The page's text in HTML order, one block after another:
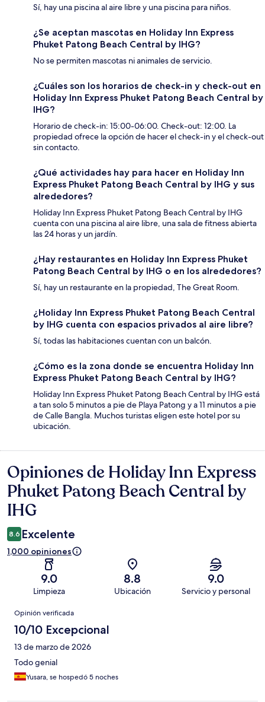
Sí, hay una piscina al aire libre y una piscina para niños.
¿Se aceptan mascotas en Holiday Inn Express
Phuket Patong Beach Central by IHG?
No se permiten mascotas ni animales de servicio.
¿Cuáles son los horarios de check-in y check-out en
Holiday Inn Express Phuket Patong Beach Central by
IHG?
Horario de check-in: 15:00-06:00. Check-out: 12:00. La
propiedad ofrece la opción de hacer el check-in y el check-out
sin contacto.
¿Qué actividades hay para hacer en Holiday Inn
Express Phuket Patong Beach Central by IHG y sus
alrededores?
Holiday Inn Express Phuket Patong Beach Central by IHG
cuenta con una piscina al aire libre, una sala de fitness abierta
las 24 horas y un jardín.
¿Hay restaurantes en Holiday Inn Express Phuket
Patong Beach Central by IHG o en los alrededores?
Sí, hay un restaurante en la propiedad, The Great Room.
¿Holiday Inn Express Phuket Patong Beach Central
by IHG cuenta con espacios privados al aire libre?
Sí, todas las habitaciones cuentan con un balcón.
¿Cómo es la zona donde se encuentra Holiday Inn
Express Phuket Patong Beach Central by IHG?
Holiday Inn Express Phuket Patong Beach Central by IHG está
a tan solo 5 minutos a pie de Playa Patong y a 11 minutos a pie
de Calle Bangla. Muchos turistas eligen este hotel por su
ubicación.
Opiniones
Opiniones de Holiday Inn Express
Phuket Patong Beach Central by
IHG
8.6 Excelente
1,000 opiniones
9.0
Limpieza
8.8
Ubicación
9.0
Servicio y personal
Opiniones
Opinión verificada
10/10 Excepcional
13 de marzo de 2026
Todo genial
Yusara, se hospedó 5 noches